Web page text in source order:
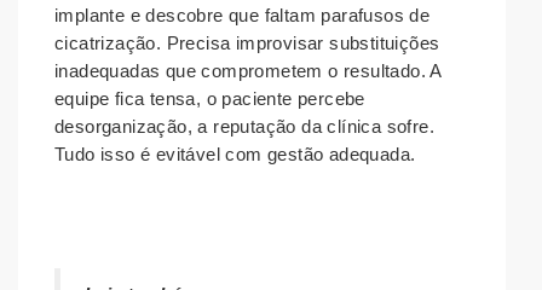
implante e descobre que faltam parafusos de
cicatrização. Precisa improvisar substituições
inadequadas que comprometem o resultado. A
equipe fica tensa, o paciente percebe
desorganização, a reputação da clínica sofre.
Tudo isso é evitável com gestão adequada.